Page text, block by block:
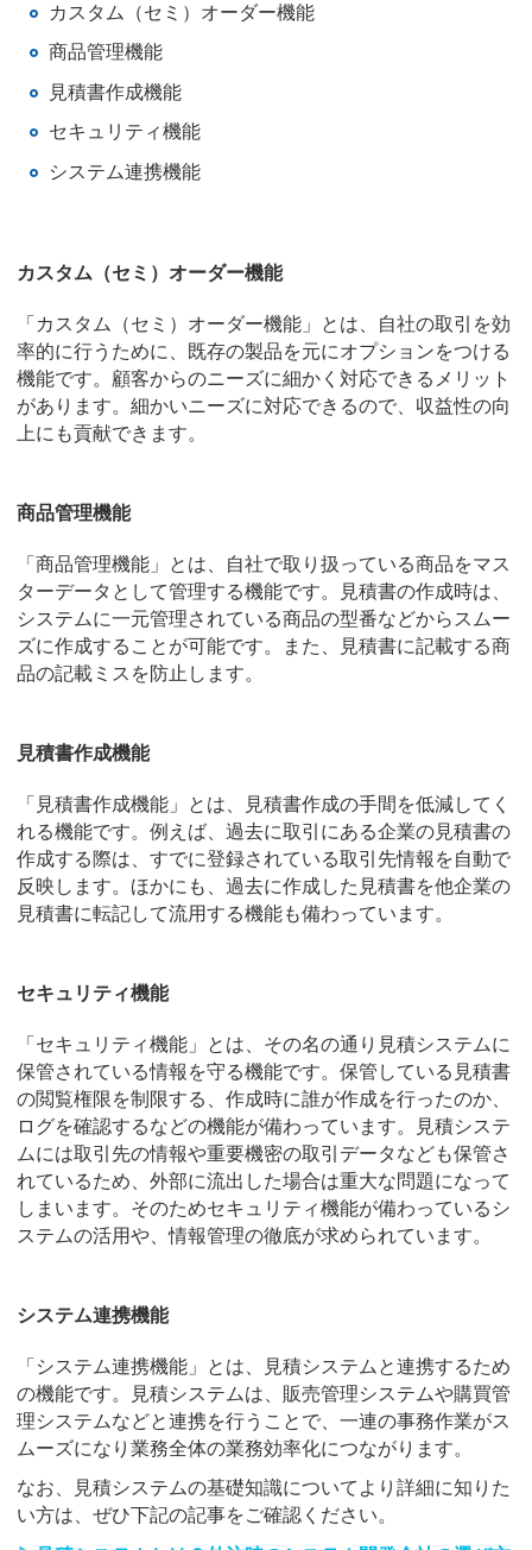
カスタム（セミ）オーダー機能
商品管理機能
見積書作成機能
セキュリティ機能
システム連携機能
カスタム（セミ）オーダー機能
「カスタム（セミ）オーダー機能」とは、自社の取引を効
率的に行うために、既存の製品を元にオプションをつける
機能です。顧客からのニーズに細かく対応できるメリット
があります。細かいニーズに対応できるので、収益性の向
上にも貢献できます。
商品管理機能
「商品管理機能」とは、自社で取り扱っている商品をマス
ターデータとして管理する機能です。見積書の作成時は、
システムに一元管理されている商品の型番などからスムー
ズに作成することが可能です。また、見積書に記載する商
品の記載ミスを防止します。
見積書作成機能
「見積書作成機能」とは、見積書作成の手間を低減してく
れる機能です。例えば、過去に取引にある企業の見積書の
作成する際は、すでに登録されている取引先情報を自動で
反映します。ほかにも、過去に作成した見積書を他企業の
見積書に転記して流用する機能も備わっています。
セキュリティ機能
「セキュリティ機能」とは、その名の通り見積システムに
保管されている情報を守る機能です。保管している見積書
の閲覧権限を制限する、作成時に誰が作成を行ったのか、
ログを確認するなどの機能が備わっています。見積システ
ムには取引先の情報や重要機密の取引データなども保管さ
れているため、外部に流出した場合は重大な問題になって
しまいます。そのためセキュリティ機能が備わっているシ
ステムの活用や、情報管理の徹底が求められています。
システム連携機能
「システム連携機能」とは、見積システムと連携するため
の機能です。見積システムは、販売管理システムや購買管
理システムなどと連携を行うことで、一連の事務作業がス
ムーズになり業務全体の業務効率化につながります。
なお、見積システムの基礎知識についてより詳細に知りた
い方は、ぜひ下記の記事をご確認ください。